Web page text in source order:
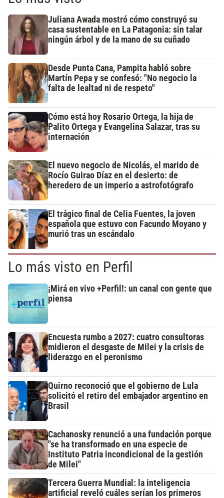
Juliana Awada mostró cómo construyó su
casa sustentable en La Patagonia: sin talar
ningún árbol y de la mano de su cuñado
Desde Punta Cana, Pampita habló sobre
Martín Pepa y se confesó: "No negocio la
falta de lealtad ni de respeto"
Cómo está hoy Rosario Ortega, la hija de
Palito Ortega y Evangelina Salazar, tras su
internación
El nuevo negocio de Nicolás, el marido de
Rocío Guirao Díaz en el desierto: de
heredero de un imperio a astrofotógrafo
El trágico final de Celia Fuentes, la joven
española que estuvo con Facundo Moyano y
murió tras un escándalo
Lo más visto en Perfil
¡Mirá en vivo +Perfil!: un canal con gente que
piensa
Encuesta rumbo a 2027: cuatro consultoras
midieron el desgaste de Milei y la crisis de
liderazgo en el peronismo
Quirno reconoció que el gobierno de Lula
solicitó el retiro del embajador argentino en
Brasil
Cachanosky renunció a una fundación porque
"se ha transformado en una especie de
Instituto Patria incondicional de la gestión
de Milei"
Tercera Guerra Mundial: la inteligencia
artificial reveló cuáles serían los primeros